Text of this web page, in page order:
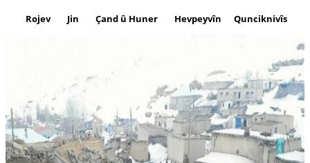
Rojev Jin Çand û Huner Hevpeyvîn Qunciknivîs